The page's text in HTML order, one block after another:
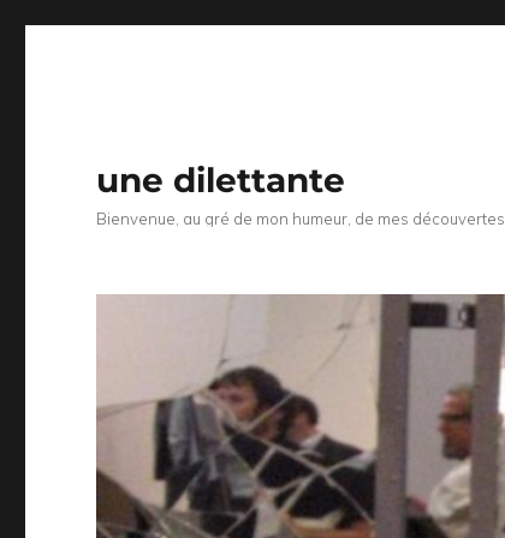
une dilettante
Bienvenue, au gré de mon humeur, de mes découvertes